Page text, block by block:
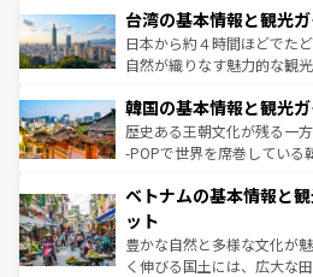
人々、おいしいローカルフ
ク、伝統的なフラダンスな
っている。訪れるたびに新
はコンテンツ一覧を参照し
リアリーフや大陸中央部に
ク）、タスマニアの美しい
ど、見どころがたくさん。
いる。アクティビティも充
ビング、ハイキングなど、
い。オーストラリアの多彩
参照してほしい。
台湾の基本情報と観光
日本から約４時間ほどでた
自然が織りなす魅力的な観
ン）、静ひつな山岳地帯で
と山間の静けさが共存して
驚きをもたらしてくれる。
容にもいいと評判のスイー
照してほしい。
韓国の基本情報と観光
歴史ある王朝文化が残る一
-POPで世界を席巻している
き、地方に足を延ばせば四
できる。そして、キムチや
まで、さまざまな韓国料理
らではのナイトライフも堪
ベトナムの基本情報と
ット
豊かな自然と多様な文化が
く伸びる国土には、広大な